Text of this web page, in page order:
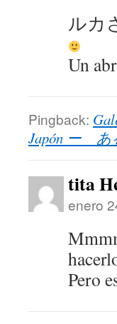
ルカ
Un
Pingback:
Japón ー あ
tita
enero
Pero